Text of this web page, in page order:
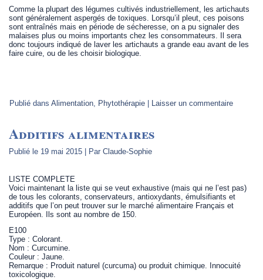
Comme la plupart des légumes cultivés industriellement, les artichauts
sont généralement aspergés de toxiques. Lorsqu’il pleut, ces poisons
sont entraînés mais en période de sécheresse, on a pu signaler des
malaises plus ou moins importants chez les consommateurs. Il sera
donc toujours indiqué de laver les artichauts a grande eau avant de les
faire cuire, ou de les choisir biologique.
Publié dans Alimentation, Phytothérapie Laisser un commentaire
Additifs alimentaires
Publié le 19 mai 2015 Par Claude-Sophie
LISTE COMPLETE
Voici maintenant la liste qui se veut exhaustive (mais qui ne l’est pas)
de tous les colorants, conservateurs, antioxydants, émulsifiants et
additifs que l’on peut trouver sur le marché alimentaire Français et
Européen. Ils sont au nombre de 150.
E100
Type : Colorant.
Nom : Curcumine.
Couleur : Jaune.
Remarque : Produit naturel (curcuma) ou produit chimique. Innocuité
toxicologique.